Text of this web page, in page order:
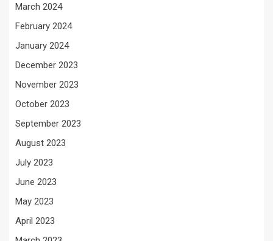
March 2024
February 2024
January 2024
December 2023
November 2023
October 2023
September 2023
August 2023
July 2023
June 2023
May 2023
April 2023